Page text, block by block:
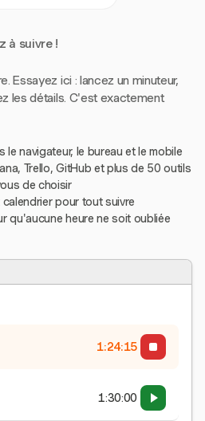
à suivre !
Essayez ici : lancez un minuteur,
les détails. C'est exactement
le navigateur, le bureau et le mobile
Trello, GitHub et plus de 50 outils
de choisir
calendrier pour tout suivre
qu'aucune heure ne soit oubliée
1:24:15
1:30:00